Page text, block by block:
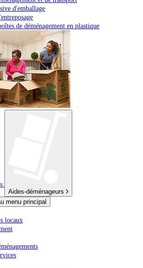
d'emballage
de déménagement en plastique
Aides-déménageurs
menu principal
locaux